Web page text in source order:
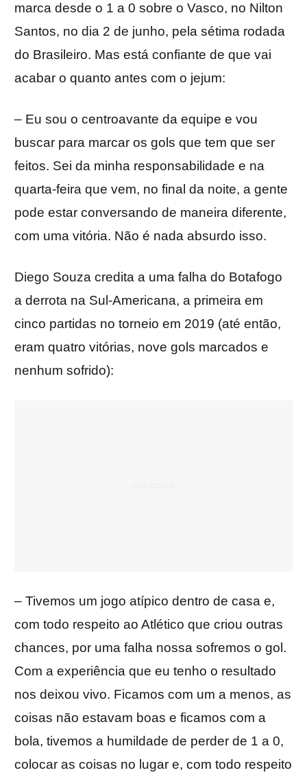
marca desde o 1 a 0 sobre o Vasco, no Nilton
Santos, no dia 2 de junho, pela sétima rodada
do Brasileiro. Mas está confiante de que vai
acabar o quanto antes com o jejum:
– Eu sou o centroavante da equipe e vou
buscar para marcar os gols que tem que ser
feitos. Sei da minha responsabilidade e na
quarta-feira que vem, no final da noite, a gente
pode estar conversando de maneira diferente,
com uma vitória. Não é nada absurdo isso.
Diego Souza credita a uma falha do Botafogo
a derrota na Sul-Americana, a primeira em
cinco partidas no torneio em 2019 (até então,
eram quatro vitórias, nove gols marcados e
nenhum sofrido):
– Tivemos um jogo atípico dentro de casa e,
com todo respeito ao Atlético que criou outras
chances, por uma falha nossa sofremos o gol.
Com a experiência que eu tenho o resultado
nos deixou vivo. Ficamos com um a menos, as
coisas não estavam boas e ficamos com a
bola, tivemos a humildade de perder de 1 a 0,
colocar as coisas no lugar e, com todo respeito